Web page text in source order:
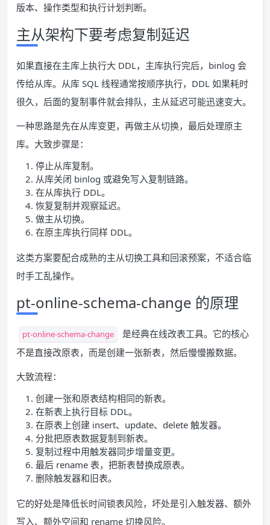
版本、操作类型和执行计划判断。
主从架构下要考虑复制延迟
如果直接在主库上执行大 DDL，主库执行完后，binlog 会
传给从库。从库 SQL 线程通常按顺序执行，DDL 如果耗时
很久，后面的复制事件就会排队，主从延迟可能迅速变大。
一种思路是先在从库变更，再做主从切换，最后处理原主
库。大致步骤是：
停止从库复制。
从库关闭 binlog 或避免写入复制链路。
在从库执行 DDL。
恢复复制并观察延迟。
做主从切换。
在原主库执行同样 DDL。
这类方案要配合成熟的主从切换工具和回滚预案，不适合临
时手工乱操作。
pt-online-schema-change 的原理
pt-online-schema-change
是经典在线改表工具。它的核心
不是直接改原表，而是创建一张新表，然后慢慢搬数据。
大致流程：
创建一张和原表结构相同的新表。
在新表上执行目标 DDL。
在原表上创建 insert、update、delete 触发器。
分批把原表数据复制到新表。
复制过程中用触发器同步增量变更。
最后 rename 表，把新表替换成原表。
删除触发器和旧表。
它的好处是降低长时间锁表风险，坏处是引入触发器、额外
写入、额外空间和 rename 切换风险。